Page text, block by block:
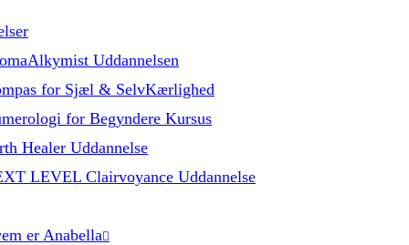
Uddannelsen
for Sjæl & SelvKærlighed
for Begyndere Kursus
Healer Uddannelse
LEVEL Clairvoyance Uddannelse
er Anabella